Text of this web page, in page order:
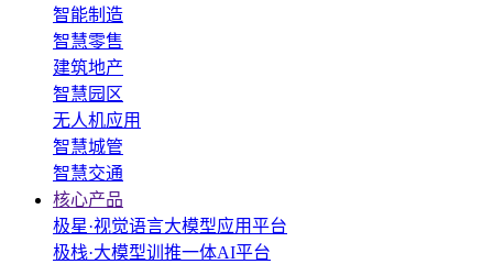
智能制造
智慧零售
建筑地产
智慧园区
无人机应用
智慧城管
智慧交通
核心产品
极星·视觉语言大模型应用平台
极栈·大模型训推一体AI平台